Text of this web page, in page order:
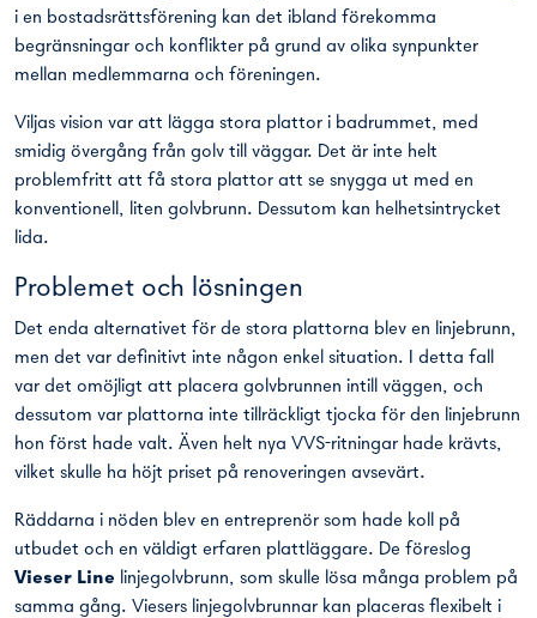
i en bostadsrättsförening kan det ibland förekomma
begränsningar och konflikter på grund av olika synpunkter
mellan medlemmarna och föreningen.
Viljas vision var att lägga stora plattor i badrummet, med
smidig övergång från golv till väggar. Det är inte helt
problemfritt att få stora plattor att se snygga ut med en
konventionell, liten golvbrunn. Dessutom kan helhetsintrycket
lida.
Problemet och lösningen
Det enda alternativet för de stora plattorna blev en linjebrunn,
men det var definitivt inte någon enkel situation. I detta fall
var det omöjligt att placera golvbrunnen intill väggen, och
dessutom var plattorna inte tillräckligt tjocka för den linjebrunn
hon först hade valt. Även helt nya VVS-ritningar hade krävts,
vilket skulle ha höjt priset på renoveringen avsevärt.
Räddarna i nöden blev en entreprenör som hade koll på
utbudet och en väldigt erfaren plattläggare. De föreslog
Vieser Line linjegolvbrunn, som skulle lösa många problem på
samma gång. Viesers linjegolvbrunnar kan placeras flexibelt i